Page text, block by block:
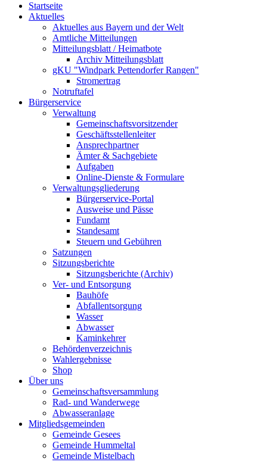
Startseite
Aktuelles
Aktuelles aus Bayern und der Welt
Amtliche Mitteilungen
Mitteilungsblatt / Heimatbote
Archiv Mitteilungsblatt
gKU "Windpark Pettendorfer Rangen"
Stromertrag
Notruftafel
Bürgerservice
Verwaltung
Gemeinschaftsvorsitzender
Geschäftsstellenleiter
Ansprechpartner
Ämter & Sachgebiete
Aufgaben
Online-Dienste & Formulare
Verwaltungsgliederung
Bürgerservice-Portal
Ausweise und Pässe
Fundamt
Standesamt
Steuern und Gebühren
Satzungen
Sitzungsberichte
Sitzungsberichte (Archiv)
Ver- und Entsorgung
Bauhöfe
Abfallentsorgung
Wasser
Abwasser
Kaminkehrer
Behördenverzeichnis
Wahlergebnisse
Shop
Über uns
Gemeinschaftsversammlung
Rad- und Wanderwege
Abwasseranlage
Mitgliedsgemeinden
Gemeinde Gesees
Gemeinde Hummeltal
Gemeinde Mistelbach